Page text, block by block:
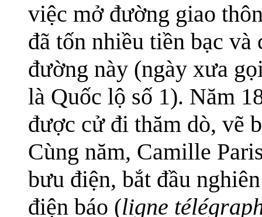
việc mở đường giao
đã tốn nhiều tiền bạc
đường này (ngày xưa
là Quốc lộ số 1). Năm
được cử đi thăm dò, vẽ
Cùng năm, Camille
bưu điện, bắt đầu
điện báo (ligne